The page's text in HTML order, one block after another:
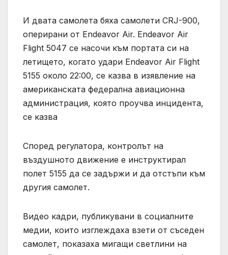
И двата самолета бяха самолети CRJ-900,
оперирани от Endeavor Air. Endeavor Air
Flight 5047 се насочи към портата си на
летището, когато удари Endeavor Air Flight
5155 около 22:00, се казва в изявление на
американската федерална авиационна
администрация, която проучва инцидента,
се казва
Според регулатора, контролът на
въздушното движение е инструктирал
полет 5155 да се задържи и да отстъпи към
другия самолет.
Видео кадри, публикувани в социалните
медии, които изглеждаха взети от съседен
самолет, показаха мигащи светлини на